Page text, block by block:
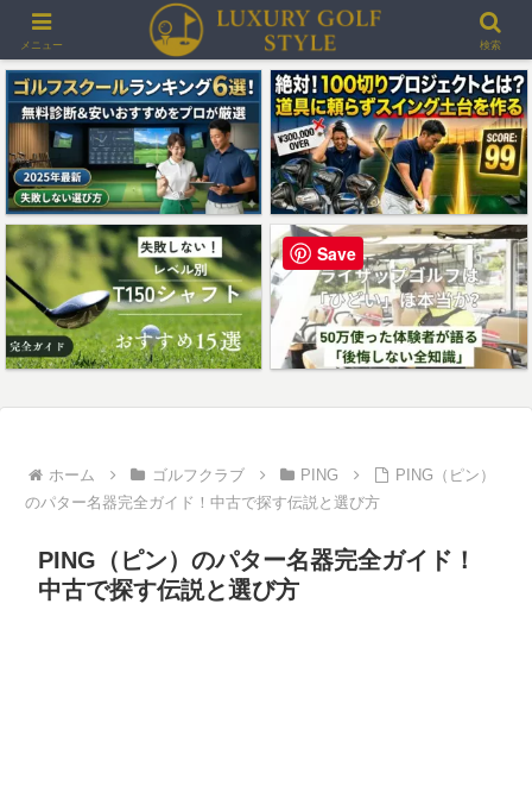
＞＞最大3000ポイントプレゼント！楽天GORAゴルフ場予約
ホーム ゴルフクラブ PING
PING（ピン）
のパター名器完全ガイド！中古で探す伝説と選び方
PING（ピン）のパター名器完全ガイド！
中古で探す伝説と選び方
メニュー 検索
Save